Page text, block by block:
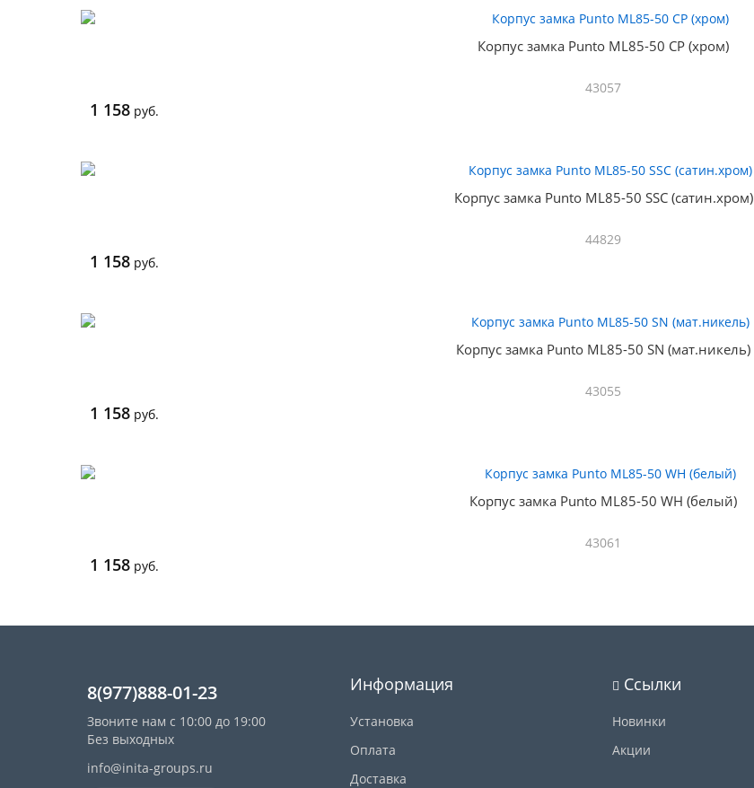
Корпус замка Punto ML85-50 CP (хром)
43057
1 158 руб.
Корпус замка Punto ML85-50 SSC (сатин.хром)
44829
1 158 руб.
Корпус замка Punto ML85-50 SN (мат.никель)
43055
1 158 руб.
Корпус замка Punto ML85-50 WH (белый)
43061
1 158 руб.
8(977)888-01-23
Звоните нам с 10:00 до 19:00
Без выходных
info@inita-groups.ru
Информация
Установка
Оплата
Доставка
Ссылки
Новинки
Акции